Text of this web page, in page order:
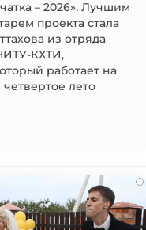
– 2026». Лучшим
проекта стала
из отряда
КХТИ,
работает на
четвертое лето
i